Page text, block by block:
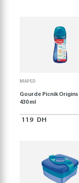
MAPED
Gourde Picnik Origins
430 ml
119 DH